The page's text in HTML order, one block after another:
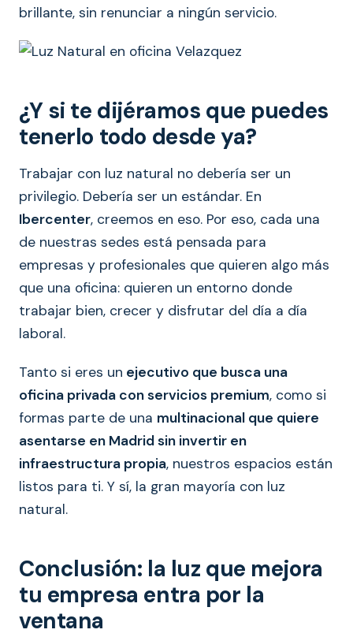
brillante, sin renunciar a ningún servicio.
¿Y si te dijéramos que puedes
tenerlo todo desde ya?
Trabajar con luz natural no debería ser un
privilegio. Debería ser un estándar. En
Ibercenter, creemos en eso. Por eso, cada una
de nuestras sedes está pensada para
empresas y profesionales que quieren algo más
que una oficina: quieren un entorno donde
trabajar bien, crecer y disfrutar del día a día
laboral.
Tanto si eres un ejecutivo que busca una
oficina privada con servicios premium, como si
formas parte de una multinacional que quiere
asentarse en Madrid sin invertir en
infraestructura propia, nuestros espacios están
listos para ti. Y sí, la gran mayoría con luz
natural.
Conclusión: la luz que mejora
tu empresa entra por la
ventana